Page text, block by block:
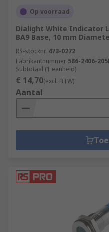
Application and
IP rating
Mounting style
Terminal type
Light output level
Op voorraad
Dialight White Indicator
BA9 Base, 10 mm
RS-stocknr. 473-0272
Fabrikantnummer 586-2406-
Subtotaal (1 eenheid)
€ 14,70(excl. BTW)
Aantal